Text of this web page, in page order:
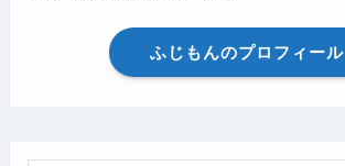
ふじもんのプロフィール